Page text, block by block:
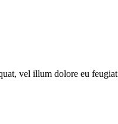
vel illum dolore eu feugiat